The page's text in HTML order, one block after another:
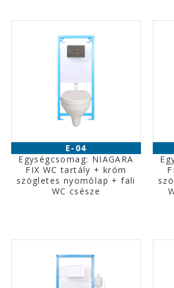
E-04
Egységcsomag: NIAGARA
FIX WC tartály + króm
szögletes nyomólap + fali
WC csésze